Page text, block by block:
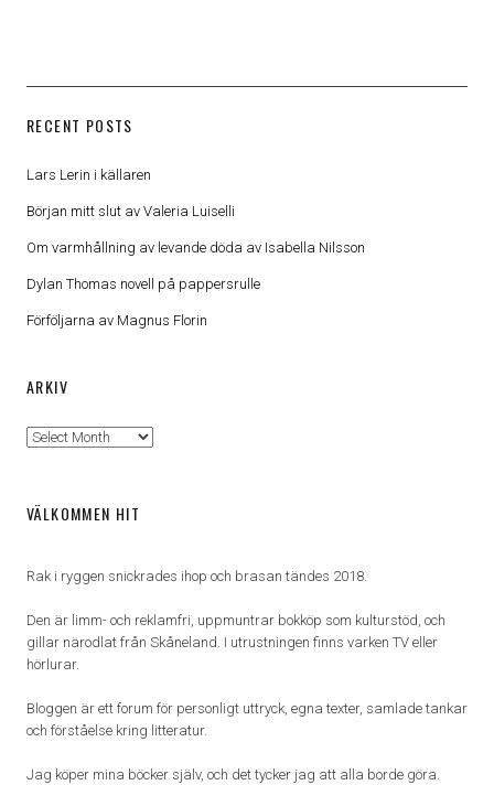
RECENT POSTS
Lars Lerin i källaren
Början mitt slut av Valeria Luiselli
Om varmhållning av levande döda av Isabella Nilsson
Dylan Thomas novell på pappersrulle
Förföljarna av Magnus Florin
ARKIV
Arkiv
VÄLKOMMEN HIT
Rak i ryggen snickrades ihop och brasan tändes 2018.
Den är limm- och reklamfri, uppmuntrar bokköp som kulturstöd, och
gillar närodlat från Skåneland. I utrustningen finns varken TV eller
hörlurar.
Bloggen är ett forum för personligt uttryck, egna texter, samlade tankar
och förståelse kring litteratur.
Jag köper mina böcker själv, och det tycker jag att alla borde göra.